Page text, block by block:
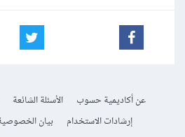
عن أكاديمية حسوب الأسئلة الشائعة
إرشادات الاستخدام
بيان الخصوصية